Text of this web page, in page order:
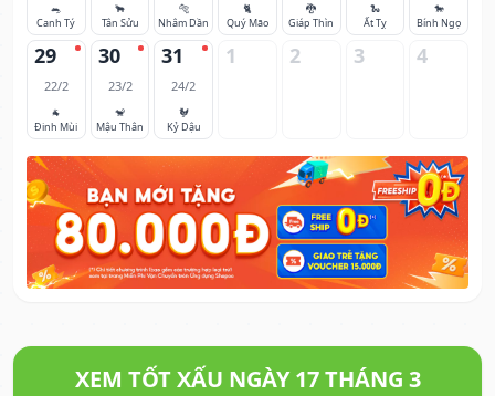
🐀
Canh Tý
🐂
Tân Sửu
🐅
Nhâm Dần
🐈
Quý Mão
🐉
Giáp Thìn
🐍
Ất Tỵ
🐎
Bính Ngọ
29
22/2
🐐
Đinh Mùi
30
23/2
🐒
Mậu Thân
31
24/2
🐓
Kỷ Dậu
1 2 3 4
XEM TỐT XẤU NGÀY 17 THÁNG 3